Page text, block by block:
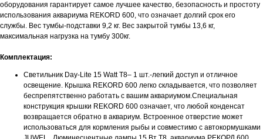
оборудования гарантирует самое лучшее качество, безопасность и простоту
использования аквариума REKORD 600, что означает долгий срок его
службы. Вес тумбы-подставки 9,2 кг. Вес закрытой тумбы 13,6 кг,
максимальная нагрузка на тумбу 300кг.
Комплектация:
Светильник Day-Lite 15 Watt T8– 1 шт.-легкий доступ и отличное
освещение. Крышка REKORD 600 легко складывается, что позволяет
беспрепятственно работать с вашим аквариумом.Специальная
конструкция крышки REKORD 600 означает, что любой конденсат
возвращается обратно в аквариум. Встроенное отверстие может
использоваться для кормления рыбы и совместимо с автокормушками